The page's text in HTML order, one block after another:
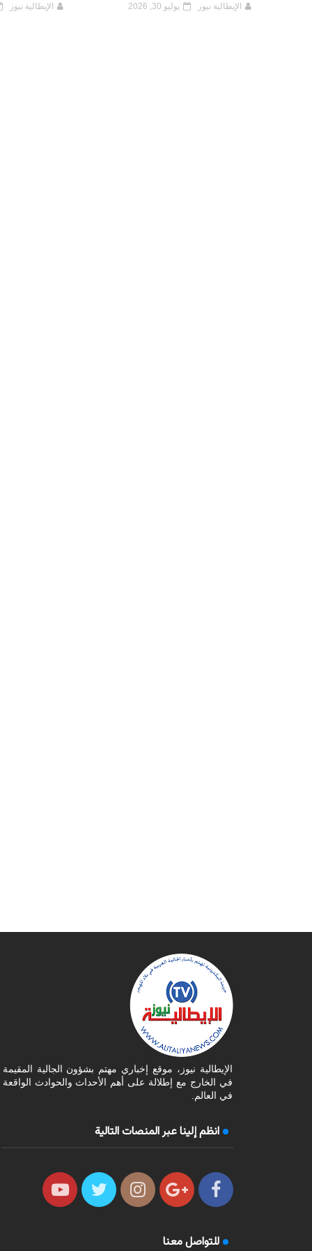
الإيطالية نيوز يوليو 30, 2026 الإيطالية نيوز
الإيطالية نيوز، موقع إخباري مهتم بشؤون الجالية المقيمة
في الخارج مع إطلالة على أهم الأحداث والحوادث الواقعة
في العالم.
انظم إلينا عبر المنصات التالية
للتواصل معنا